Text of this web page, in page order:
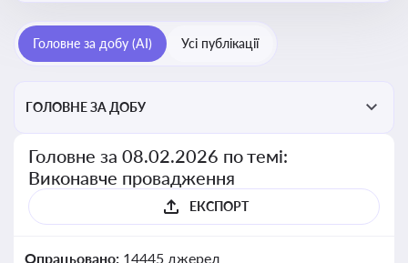
завершенню проваджень, діяльності державних і
приватних виконавців
Головне за добу (AI) Усі публікації
ГОЛОВНЕ ЗА ДОБУ
Головне за 08.02.2026 по темі:
Виконавче провадження
ЕКСПОРТ
Опрацьовано: 14445 джерел